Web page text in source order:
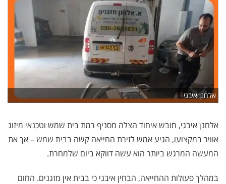
אלחנן איבגי
אלחנן איבגי, חובש איחוד הצלה מסניף רמת בית שמש וטכנאי מיזוג
אוויר במקצועו, הגיע אמש לזירת החייאה קשה בבית שמש – אך את
המעשה המרגש ביותר הוא עשה דווקא ביום שלמחרת.
במהלך פעולות ההחייאה, הבחין איבגי כי בבית אין מזגנים. החום